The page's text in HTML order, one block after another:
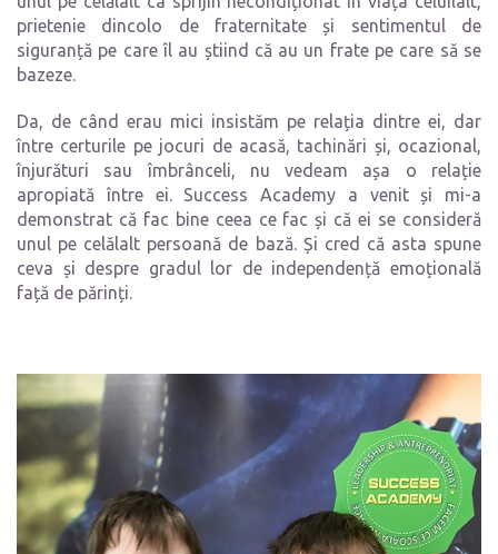
prietenie dincolo de fraternitate și sentimentul de
siguranță pe care îl au știind că au un frate pe care să se
bazeze.
Da, de când erau mici insistăm pe relația dintre ei, dar
între certurile pe jocuri de acasă, tachinări și, ocazional,
înjurături sau îmbrânceli, nu vedeam așa o relație
apropiată între ei. Success Academy a venit și mi-a
demonstrat că fac bine ceea ce fac și că ei se consideră
unul pe celălalt persoană de bază. Și cred că asta spune
ceva și despre gradul lor de independență emoțională
față de părinți.